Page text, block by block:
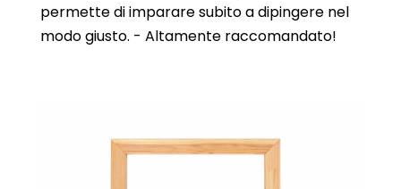
permette di imparare subito a dipingere nel
modo giusto. - Altamente raccomandato!